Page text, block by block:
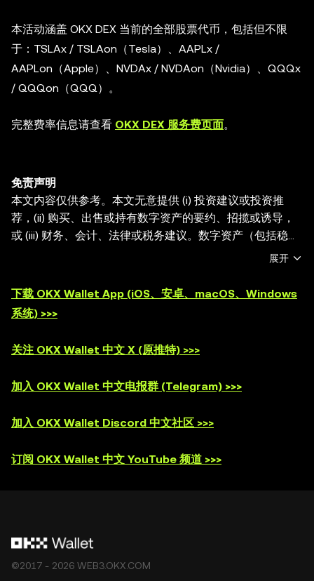
本活动涵盖 OKX DEX 当前的全部股票代币，包括但不限
于：TSLAx / TSLAon（Tesla）、AAPLx /
AAPLon（Apple）、NVDAx / NVDAon（Nvidia）、QQQx
/ QQQon（QQQ）。
完整费率信息请查看 OKX DEX 服务费页面。
免责声明
本文内容仅供参考。本文无意提供 (i) 投资建议或投资推
荐，(ii) 购买、出售或持有数字资产的要约、招揽或诱导，
或 (iii) 财务、会计、法律或税务建议。数字资产（包括稳定
币和 NFT）受市场波动影响， 涉及高风险，并且可能会贬
询您的法律/税务/投资专业人士。OKX Web3 钱包仅为一种
自托管钱包软件服务，让您可以发现并与第三方平台交互，
OKX Web3 钱包无法控制此类第三方平台的服务，也不对
其承担任何责任。并非所有产品均在所有地区提供。OKX
Web3 钱包及其相关服务不是由 OKX 交易所提供的，并受
展开
下载 OKX Wallet App (iOS、安卓、macOS、Windows
系统) >>>
关注 OKX Wallet 中文 X (原推特) >>>
加入 OKX Wallet 中文电报群 (Telegram) >>>
加入 OKX Wallet Discord 中文社区 >>>
订阅 OKX Wallet 中文 YouTube 频道 >>>
©2017 - 2026 WEB3.OKX.COM